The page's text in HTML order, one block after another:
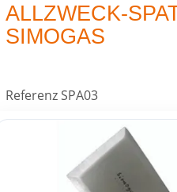
ALLZWECK-
SIMOGAS
Referenz SPA03